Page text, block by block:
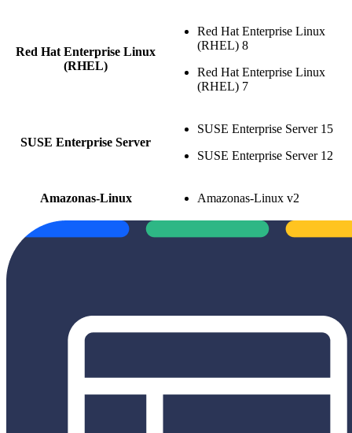
Red Hat Enterprise Linux
(RHEL)
Red Hat Enterprise Linux
(RHEL) 8
Red Hat Enterprise Linux
(RHEL) 7
SUSE Enterprise Server
SUSE Enterprise Server 15
SUSE Enterprise Server 12
Amazonas-Linux Amazonas-Linux v2